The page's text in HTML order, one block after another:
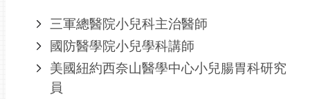
三軍總醫院小兒科主治醫師
國防醫學院小兒學科講師
美國紐約西奈山醫學中心小兒腸胃科研究
員